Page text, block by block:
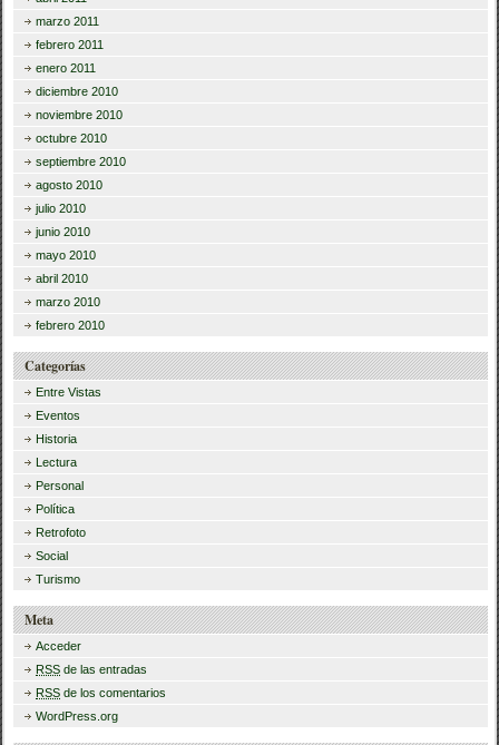
marzo 2011
febrero 2011
enero 2011
diciembre 2010
noviembre 2010
octubre 2010
septiembre 2010
agosto 2010
julio 2010
junio 2010
mayo 2010
abril 2010
marzo 2010
febrero 2010
Categorías
Entre Vistas
Eventos
Historia
Lectura
Personal
Política
Retrofoto
Social
Turismo
Meta
Acceder
RSS de las entradas
RSS de los comentarios
WordPress.org